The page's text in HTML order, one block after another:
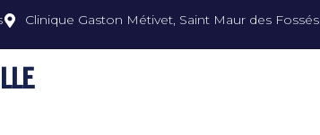
Clinique Gaston Métivet, Saint Maur des Fossés